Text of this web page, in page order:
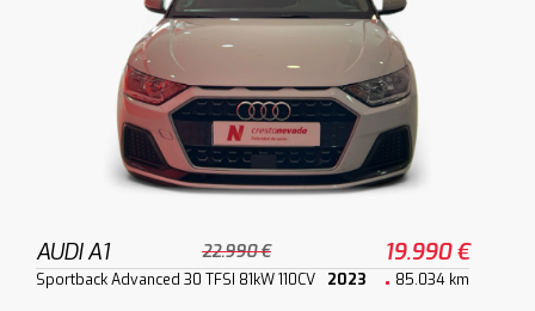
AUDI A1 22.990 € 19.990 €
Sportback Advanced 30 TFSI 81kW 110CV 2023 85.034 km